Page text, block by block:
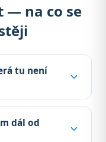
— na co se
tu není
dál od